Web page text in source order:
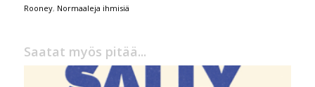
Rooney, Normaaleja ihmisiä
Saatat myös pitää...